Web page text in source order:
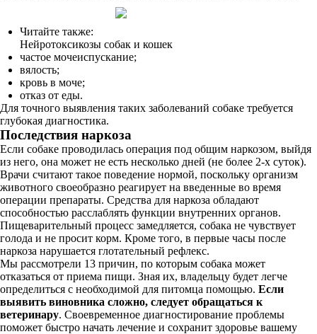
Читайте также:
Нейротоксикозы собак и кошек
частое мочеиспускание;
вялость;
кровь в моче;
отказ от еды.
Для точного выявления таких заболеваний собаке требуется
глубокая диагностика.
Последствия наркоза
Если собаке проводилась операция под общим наркозом, выйдя
из него, она может не есть несколько дней (не более 2-х суток).
Врачи считают такое поведение нормой, поскольку организм
животного своеобразно реагирует на введенные во время
операции препараты. Средства для наркоза обладают
способностью расслаблять функции внутренних органов.
Пищеварительный процесс замедляется, собака не чувствует
голода и не просит корм. Кроме того, в первые часы после
наркоза нарушается глотательный рефлекс.
Мы рассмотрели 13 причин, по которым собака может
отказаться от приема пищи. Зная их, владельцу будет легче
определиться с необходимой для питомца помощью. Если
выявить виновника сложно, следует обращаться к
ветеринару. Своевременное диагностирование проблемы
поможет быстро начать лечение и сохранит здоровье вашему